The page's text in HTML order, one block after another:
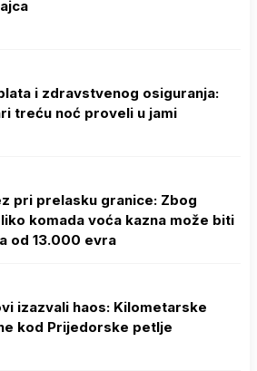
i zdravstvenog osiguranja:
treću noć proveli u jami
pri prelasku granice: Zbog
komada voća kazna može biti
od 13.000 evra
izazvali haos: Kilometarske
kod Prijedorske petlje